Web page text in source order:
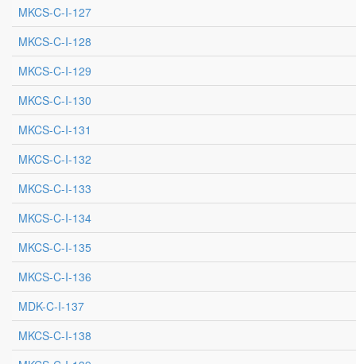
MKCS-C-I-127
MKCS-C-I-128
MKCS-C-I-129
MKCS-C-I-130
MKCS-C-I-131
MKCS-C-I-132
MKCS-C-I-133
MKCS-C-I-134
MKCS-C-I-135
MKCS-C-I-136
MDK-C-I-137
MKCS-C-I-138